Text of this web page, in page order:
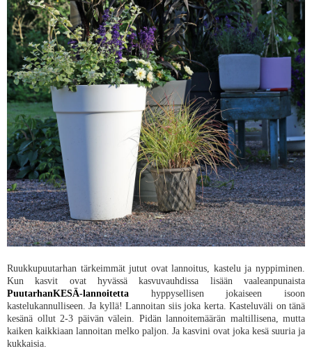
Ruukkupuutarhan tärkeimmät jutut ovat lannoitus, kastelu ja nyppiminen.
Kun kasvit ovat hyvässä kasvuvauhdissa lisään vaaleanpunaista
PuutarhanKESÄ-lannoitetta hyppysellisen jokaiseen isoon
kastelukannulliseen. Ja kyllä! Lannoitan siis joka kerta. Kasteluväli on tänä
kesänä ollut 2-3 päivän välein. Pidän lannoitemäärän maltillisena, mutta
kaiken kaikkiaan lannoitan melko paljon. Ja kasvini ovat joka kesä suuria ja
kukkaisia.